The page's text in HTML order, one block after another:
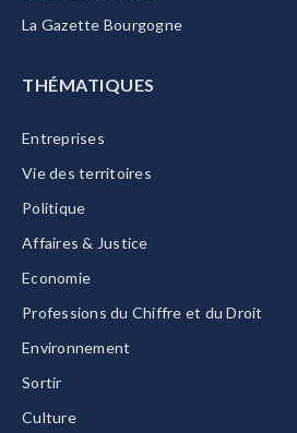
La Gazette Bourgogne
THÉMATIQUES
Entreprises
Vie des territoires
Politique
Affaires & Justice
Economie
Professions du Chiffre et du Droit
Environnement
Sortir
Culture